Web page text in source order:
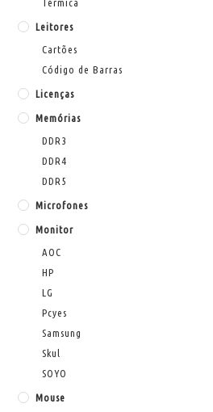
Térmica
Leitores
Cartões
Código de Barras
Licenças
Memórias
DDR3
DDR4
DDR5
Microfones
Monitor
AOC
HP
LG
Pcyes
Samsung
Skul
SOYO
Mouse